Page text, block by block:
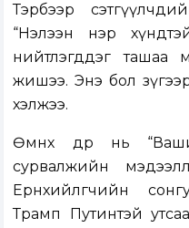
Тэрбээр
“Нэлээн нэр
нийтлэгддэг ташаа
жишээ. Энэ бол
хэлжээ.
Өмнөх өдөр нь
сурвалжийн
Ерөнхийлөгчийн
Трамп Путинтэй